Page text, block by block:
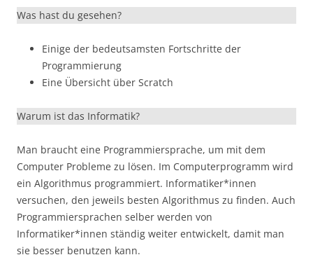
Was hast du gesehen?
Einige der bedeutsamsten Fortschritte der
Programmierung
Eine Übersicht über Scratch
Warum ist das Informatik?
Man braucht eine Programmiersprache, um mit dem
Computer Probleme zu lösen. Im Computerprogramm wird
ein Algorithmus programmiert. Informatiker*innen
versuchen, den jeweils besten Algorithmus zu finden. Auch
Programmiersprachen selber werden von
Informatiker*innen ständig weiter entwickelt, damit man
sie besser benutzen kann.